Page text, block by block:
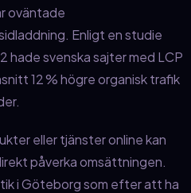
oväntade
Enligt en studie
svenska sajter med LCP
12 % högre organisk trafik
eller tjänster online kan
påverka omsättningen.
i Göteborg som efter att ha